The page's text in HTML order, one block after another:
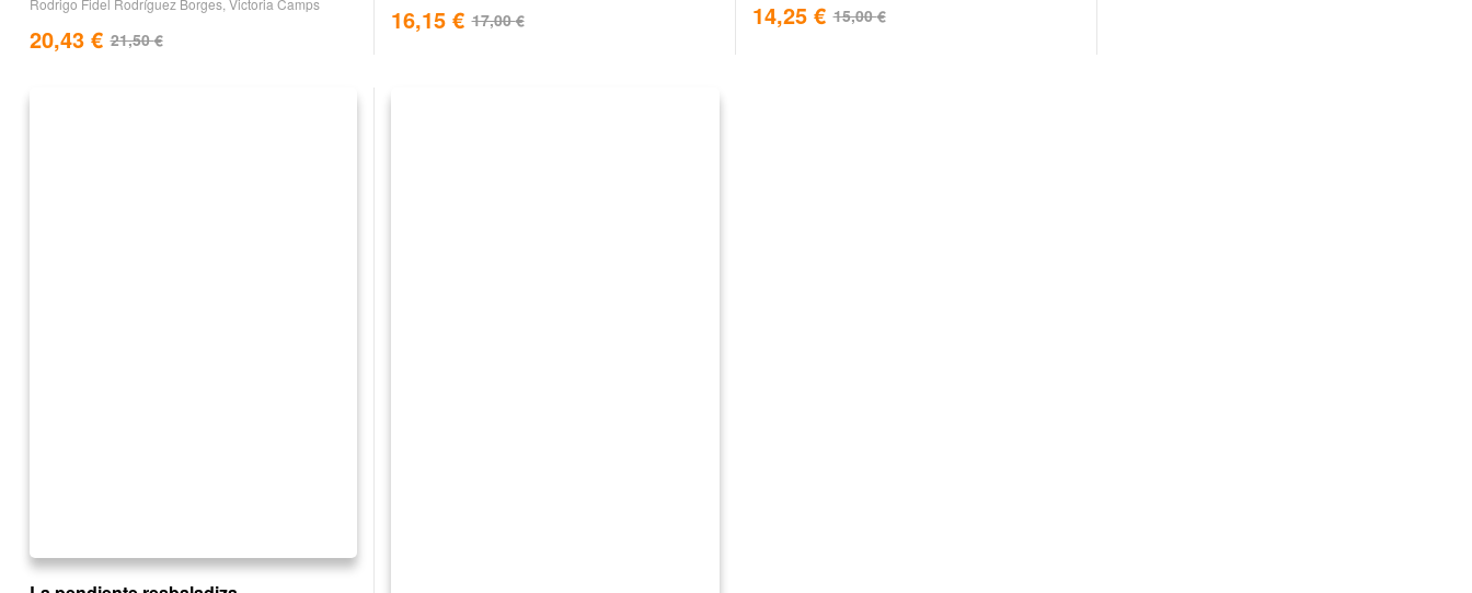
Rodrigo Fidel Rodríguez Borges Victoria Camps
21,50€
20,43 €
17,00€
16,15 € 15,00€
14,25 €